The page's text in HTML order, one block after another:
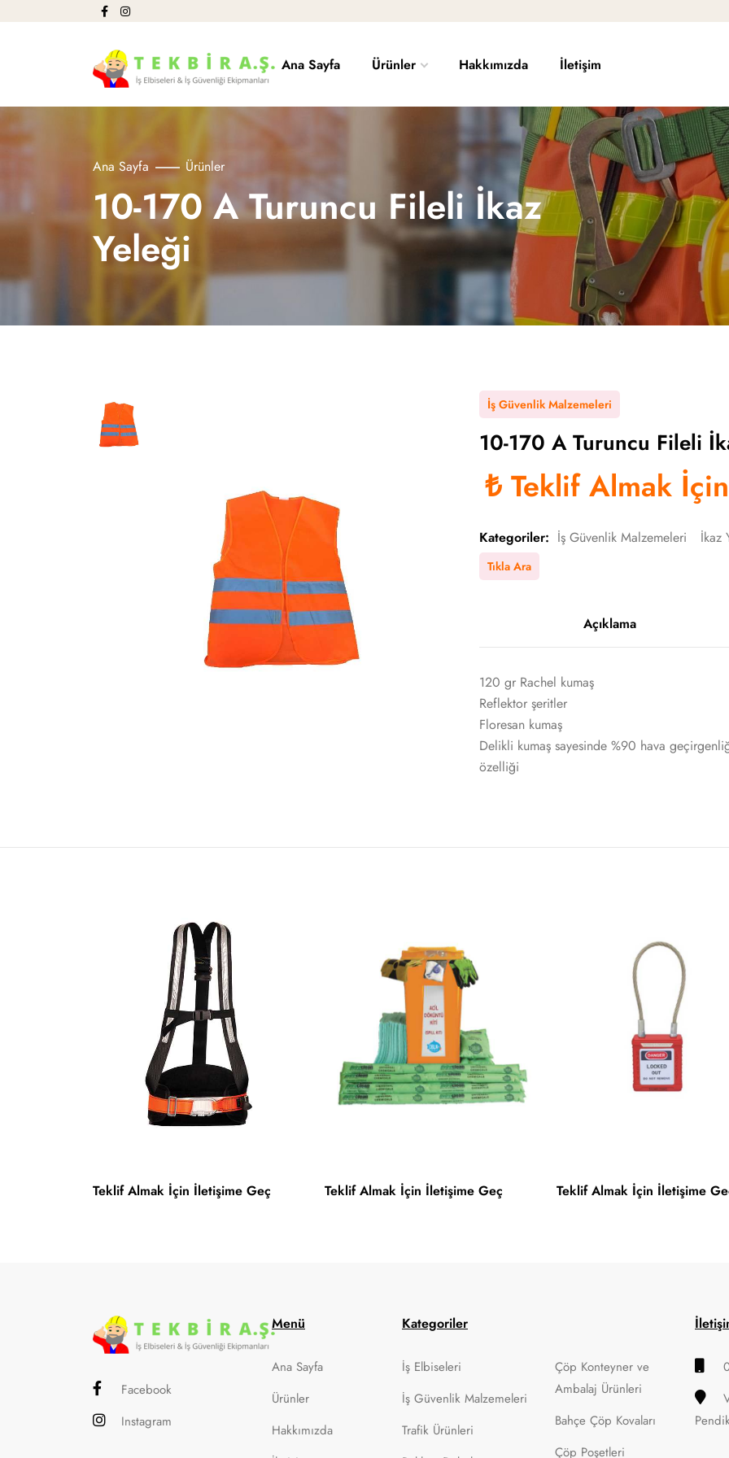
Ana Sayfa Ürünler Hakkımızda İletişim
Ana Sayfa Ürünler
10-170 A Turuncu Fileli İkaz
Yeleği
İş Güvenlik Malzemeleri
10-170 A Turuncu Fileli
₺ Teklif Almak
Kategoriler: İş Güvenlik Malzemeleri İkaz
Tıkla Ara
Açıklama
120 gr Rachel kumaş
Reflektor şeritler
Floresan kumaş
Delikli kumaş sayesinde %90 hava
özelliği
Teklif Almak İçin İletişime Geç Teklif Almak İçin İletişime Geç Teklif Almak İçin İletişime
Facebook
Instagram
Menü
Ana Sayfa
Ürünler
Hakkımızda
Kategoriler
İş Elbiseleri
İş Güvenlik Malzemeleri
Trafik Ürünleri
Çöp Konteyner ve
Ambalaj Ürünleri
Bahçe Çöp Kovaları
Çöp Poşetleri